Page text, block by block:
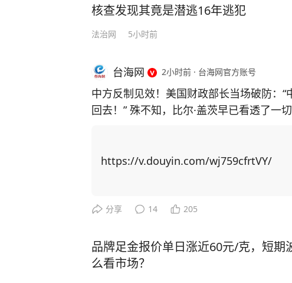
核查发现其竟是潜逃16年逃犯
法治网 5小时前
台海网 2小时前 · 台海网官方账号
中方反制见效！美国财政部长当场破防：
回去！” 殊不知，比尔·盖茨早已看透了一
博弈找筹码，居然把矛头指向了中国留学生身上！ 美国以中国留学生为
更加激发中国的爆发力！ 举例，CNN主持人曾询问科技禁令是否 “以一种奇怪的方式
方面全速前进。” 面对美国芯片封锁，中国3年实现半导体设备国产化率从12%跃至3
5%；稀土加工产能占全球90%，一纸出
路”合作、RCEP贸易圈扩容，更让中国在全球经
https://v.douyin.com/wj759cfrtVY/
分享 14 205
品牌足金报价单日涨近60元/克，短期
么看市场？